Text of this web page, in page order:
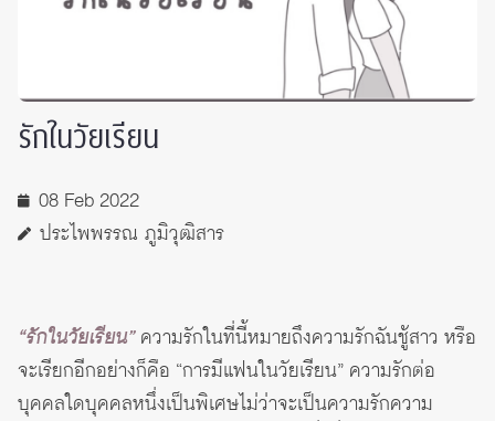
รักในวัยเรียน
08 Feb 2022
ประไพพรรณ ภูมิวุฒิสาร
“รักในวัยเรียน”ความรักในที่นี้หมายถึงความรักฉันชู้สาว หรือ
จะเรียกอีกอย่างก็คือ “การมีแฟนในวัยเรียน” ความรักต่อ
บุคคลใดบุคคลหนึ่งเป็นพิเศษไม่ว่าจะเป็นความรักความ